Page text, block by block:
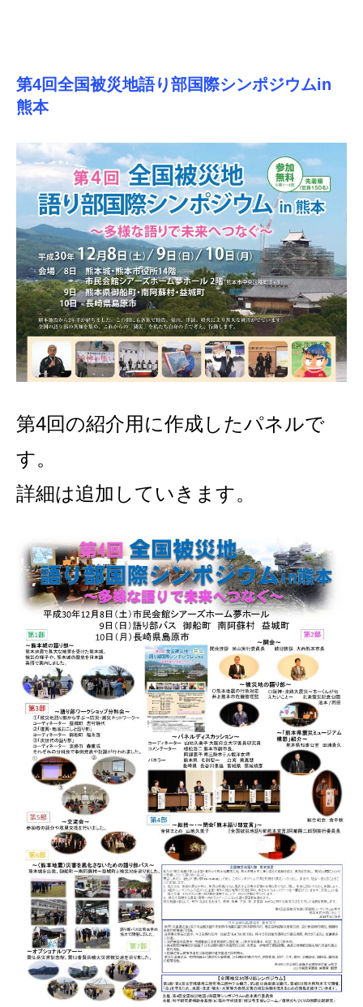
第4回全国被災地語り部国際シンポジウムin
熊本
第4回の紹介用に作成したパネルで
す。
詳細は追加していきます。